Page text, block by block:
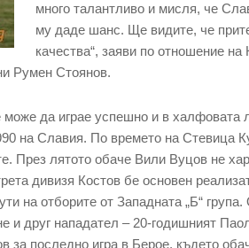
много талантливо и мисля, че
му даде шанс. Ще видите, че
качества“, заяви по отношение на
Румен Стоянов.
може да играе успешно и в халфовата
на Славия. По времето на Стевица
През лятото обаче Вили Вуцов не
дивизя Костов бе основен
на отборите от Западната „Б“
и друг нападател – 20-годишният
за последно игра в Берое, където